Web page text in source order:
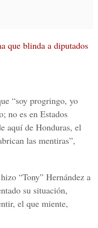
que blinda a diputados
“soy progringo, yo
no es en Estados
aquí de Honduras, el
las mentiras”,
“Tony” Hernández a
su situación,
el que miente,